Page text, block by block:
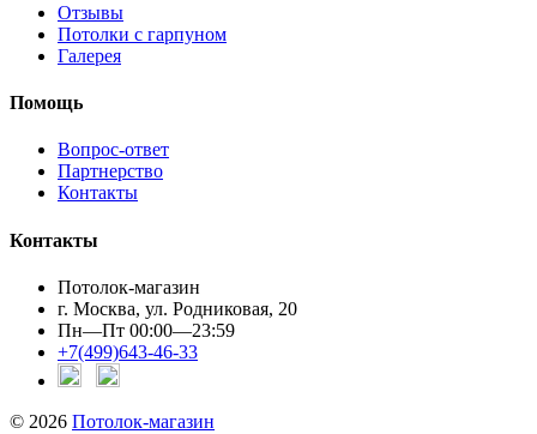
Отзывы
Потолки с гарпуном
Галерея
Помощь
Вопрос-ответ
Партнерство
Контакты
Контакты
Потолок-магазин
г. Москва, ул. Родниковая, 20
Пн—Пт 00:00—23:59
+7(499)643-46-33
© 2026 Потолок-магазин